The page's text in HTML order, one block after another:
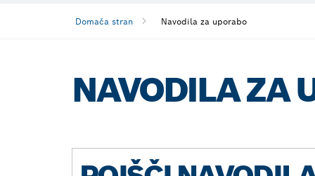
Domača stran Navodila za uporabo
NAVODILA ZA